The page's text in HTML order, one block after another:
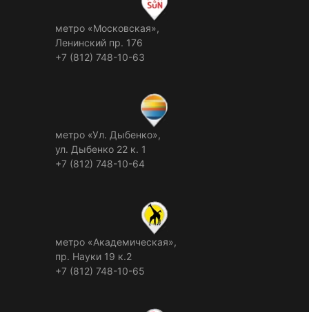
метро «Московская»,
Ленинский пр. 176
+7 (812) 748-10-63
метро «Ул. Дыбенко»,
ул. Дыбенко 22 к. 1
+7 (812) 748-10-64
метро «Академическая»,
пр. Науки 19 к.2
+7 (812) 748-10-65